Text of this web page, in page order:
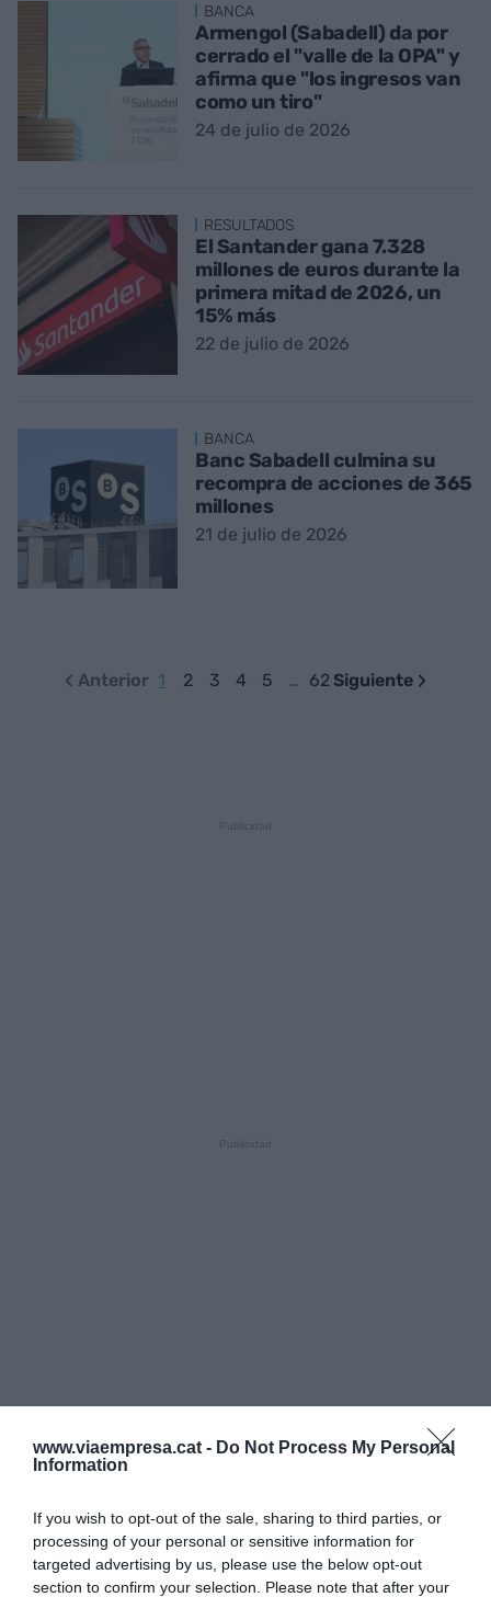
www.viaempresa.cat - Do Not Process My Personal
Information
If you wish to opt-out of the sale, sharing to third parties, or
processing of your personal or sensitive information for
targeted advertising by us, please use the below opt-out
section to confirm your selection. Please note that after your
BANCA
Armengol (Sabadell) da por
cerrado el "valle de la OPA" y
afirma que "los ingresos van
como un tiro"
24 de julio de 2026
RESULTADOS
El Santander gana 7.328
millones de euros durante la
primera mitad de 2026, un
15% más
22 de julio de 2026
BANCA
Banc Sabadell culmina su
recompra de acciones de 365
millones
21 de julio de 2026
Anterior 1 2 3 4 5 … 62 Siguiente